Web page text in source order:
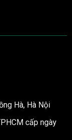
Hà, Hà Nội
cấp ngày